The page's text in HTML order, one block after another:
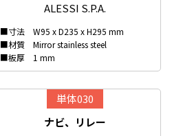
ALESSI S.P.A.
■寸法 W95 x D235 x H295 mm
■材質 Mirror stainless steel
■板厚 1 mm
単体030
ナビ、リレー